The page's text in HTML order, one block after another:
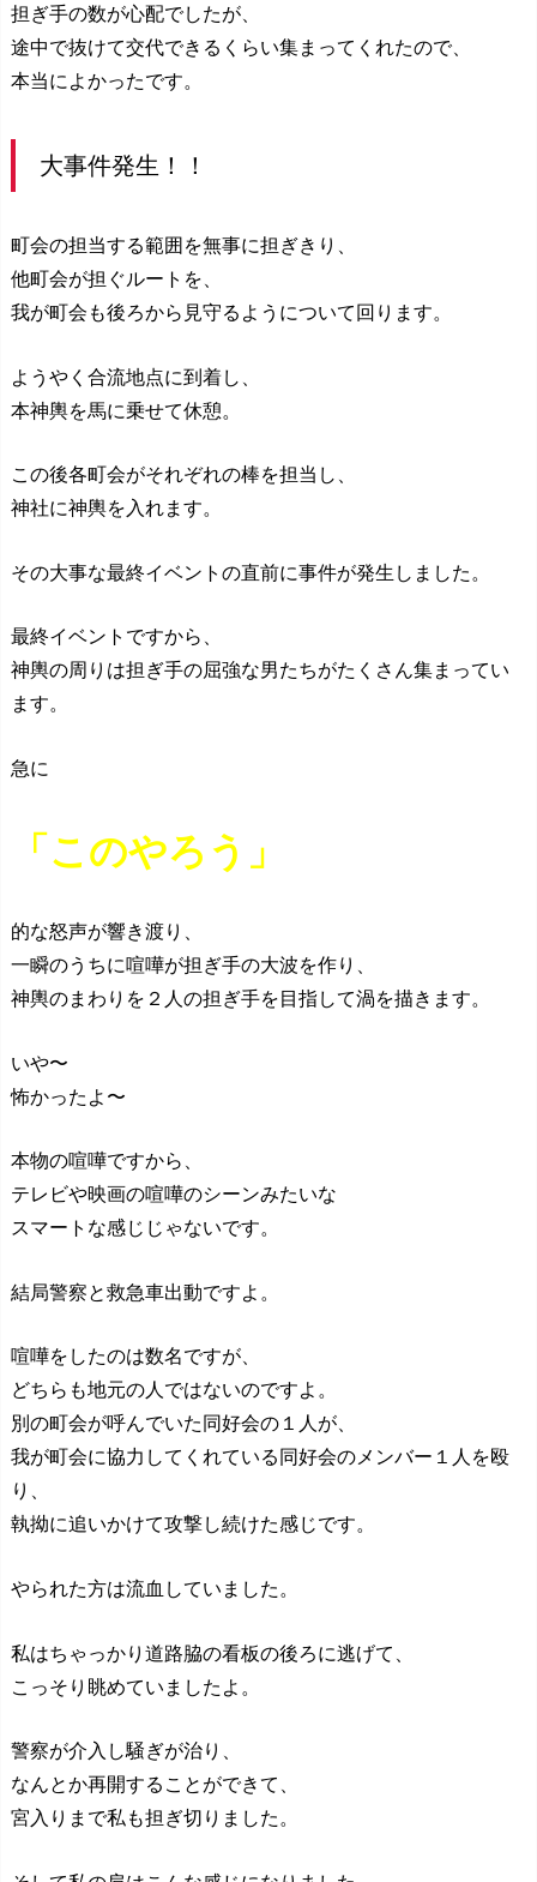
担ぎ手の数が心配でしたが、
途中で抜けて交代できるくらい集まってくれたので、
本当によかったです。
大事件発生！！
町会の担当する範囲を無事に担ぎきり、
他町会が担ぐルートを、
我が町会も後ろから見守るようについて回ります。
ようやく合流地点に到着し、
本神輿を馬に乗せて休憩。
この後各町会がそれぞれの棒を担当し、
神社に神輿を入れます。
その大事な最終イベントの直前に事件が発生しました。
最終イベントですから、
神輿の周りは担ぎ手の屈強な男たちがたくさん集まってい
ます。
急に
「このやろう」
的な怒声が響き渡り、
一瞬のうちに喧嘩が担ぎ手の大波を作り、
神輿のまわりを２人の担ぎ手を目指して渦を描きます。
いや〜
怖かったよ〜
本物の喧嘩ですから、
テレビや映画の喧嘩のシーンみたいな
スマートな感じじゃないです。
結局警察と救急車出動ですよ。
喧嘩をしたのは数名ですが、
どちらも地元の人ではないのですよ。
別の町会が呼んでいた同好会の１人が、
我が町会に協力してくれている同好会のメンバー１人を殴
り、
執拗に追いかけて攻撃し続けた感じです。
やられた方は流血していました。
私はちゃっかり道路脇の看板の後ろに逃げて、
こっそり眺めていましたよ。
警察が介入し騒ぎが治り、
なんとか再開することができて、
宮入りまで私も担ぎ切りました。